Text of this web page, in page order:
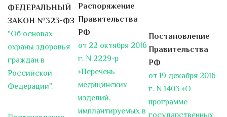
Городской больницы №15.
Термин «профессиональное
выгорание», с одной стороны,
популярный, с другой,...
Инструктор лечебной
физкультуры Проценко Е.А. о
работе "Школы инсульта" в СПб
ГБУЗ "Городская больница №
ФЕДЕРАЛЬНЫЙ
ЗАКОН №323-ФЗ
"Об основах
охраны здоровья
граждан в
Российской
Федерации".
Распоряжение
Правительства
РФ
от 22 октября 2016
г. N 2229-р
«Перечень
медицинских
изделий,
имплантируемых в
Постановление
Правительства
РФ
от 19 декабря 2016
г. N 1403 «О
программе